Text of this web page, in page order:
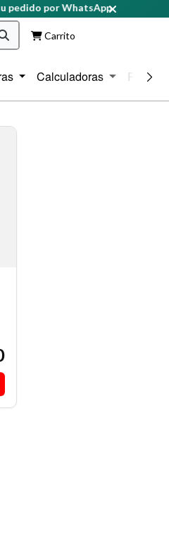
por WhatsApp
Carrito
Calculadoras